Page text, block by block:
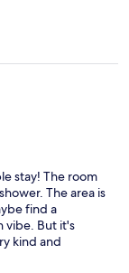
stay! The room
The area is
find a
vibe. But it's
kind and